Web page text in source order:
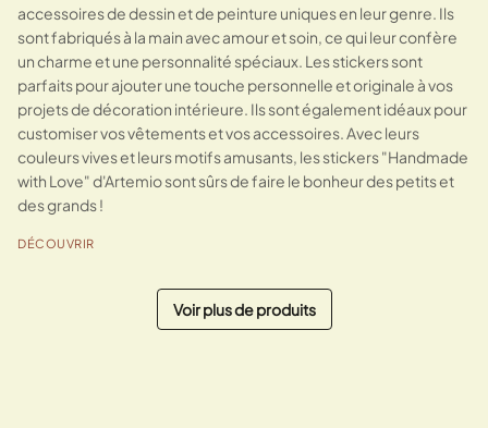
accessoires de dessin et de peinture uniques en leur genre. Ils
sont fabriqués à la main avec amour et soin, ce qui leur confère
un charme et une personnalité spéciaux. Les stickers sont
parfaits pour ajouter une touche personnelle et originale à vos
projets de décoration intérieure. Ils sont également idéaux pour
customiser vos vêtements et vos accessoires. Avec leurs
couleurs vives et leurs motifs amusants, les stickers "Handmade
with Love" d'Artemio sont sûrs de faire le bonheur des petits et
des grands !
DÉCOUVRIR
Voir plus de produits
Suivant »